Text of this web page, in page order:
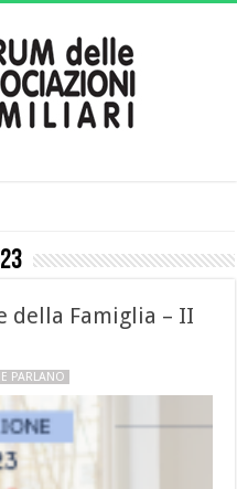
della Famiglia – II
PARLANO